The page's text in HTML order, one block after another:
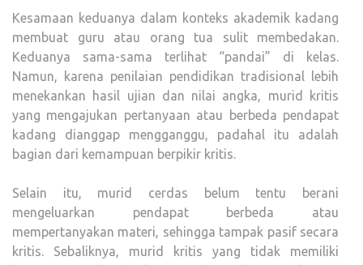
Kesamaan keduanya dalam konteks akademik kadang
membuat guru atau orang tua sulit membedakan.
Keduanya sama-sama terlihat “pandai” di kelas.
Namun, karena penilaian pendidikan tradisional lebih
menekankan hasil ujian dan nilai angka, murid kritis
yang mengajukan pertanyaan atau berbeda pendapat
kadang dianggap mengganggu, padahal itu adalah
bagian dari kemampuan berpikir kritis.
Selain itu, murid cerdas belum tentu berani
mengeluarkan pendapat berbeda atau
mempertanyakan materi, sehingga tampak pasif secara
kritis. Sebaliknya, murid kritis yang tidak memiliki